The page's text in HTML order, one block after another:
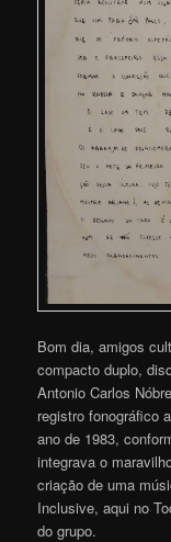
Bom dia, amigos
compacto duplo,
Antonio Carlos
registro fonográfico
ano de 1983,
integrava o
criação de uma
Inclusive, aqui no
do grupo.